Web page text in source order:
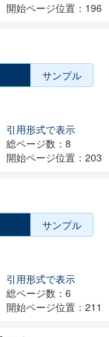
開始ページ位置：196
サンプル
引用形式で表示
総ページ数：8
開始ページ位置：203
サンプル
引用形式で表示
総ページ数：6
開始ページ位置：211